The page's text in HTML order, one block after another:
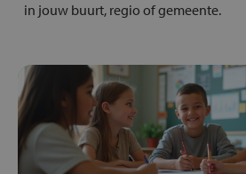
in jouw buurt, regio of gemeente.